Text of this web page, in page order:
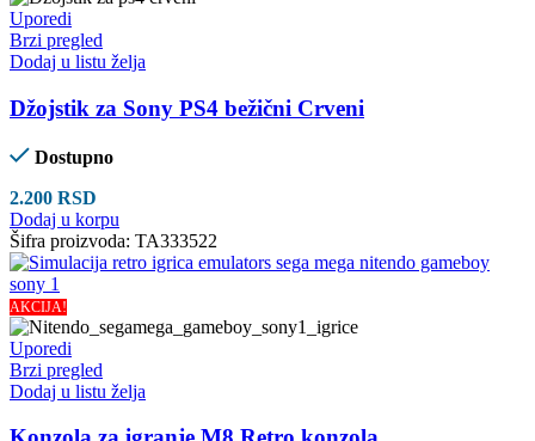
Uporedi
Brzi pregled
Dodaj u listu želja
Džojstik za Sony PS4 bežični Crveni
Dostupno
2.200 RSD
Dodaj u korpu
Šifra proizvoda: TA333522
AKCIJA!
Uporedi
Brzi pregled
Dodaj u listu želja